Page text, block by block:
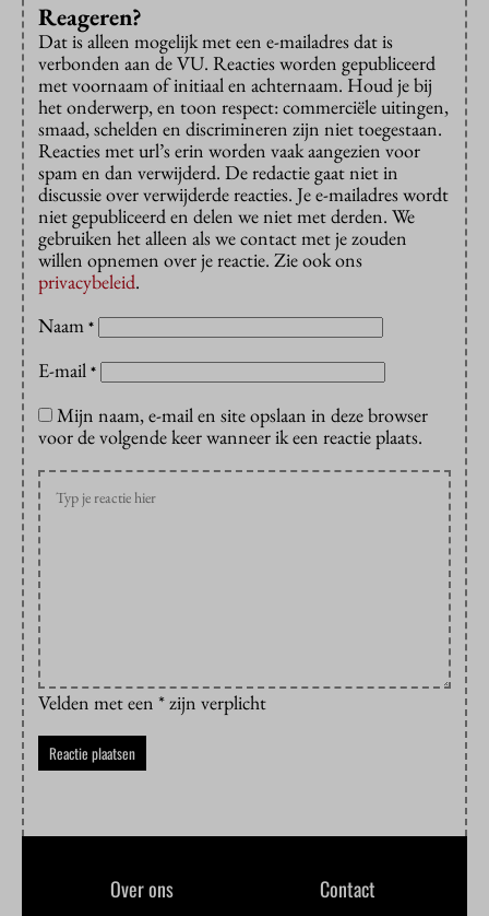
Reageren?
Dat is alleen mogelijk met een e-mailadres dat is
verbonden aan de VU. Reacties worden gepubliceerd
met voornaam of initiaal en achternaam. Houd je bij
het onderwerp, en toon respect: commerciële uitingen,
smaad, schelden en discrimineren zijn niet toegestaan.
Reacties met url’s erin worden vaak aangezien voor
spam en dan verwijderd. De redactie gaat niet in
discussie over verwijderde reacties. Je e-mailadres wordt
niet gepubliceerd en delen we niet met derden. We
gebruiken het alleen als we contact met je zouden
willen opnemen over je reactie. Zie ook ons
privacybeleid.
Naam *
E-mail *
Mijn naam, e-mail en site opslaan in deze browser
voor de volgende keer wanneer ik een reactie plaats.
Velden met een * zijn verplicht
Over ons Contact